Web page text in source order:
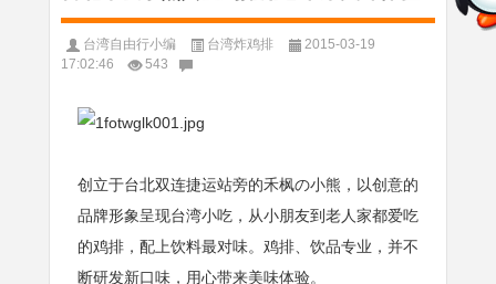
台湾自由行小编 台湾炸鸡排
2015-03-19
17:02:46
543
创立于台北双连捷运站旁的禾枫の小熊，以创意的
品牌形象呈现台湾小吃，从小朋友到老人家都爱吃
的鸡排，配上饮料最对味。鸡排、饮品专业，并不
断研发新口味，用心带来美味体验。